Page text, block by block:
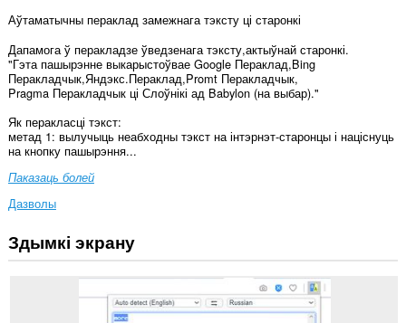
Аўтаматычны пераклад замежнага тэксту ці старонкі
Дапамога ў перакладзе ўведзенага тэксту,актыўнай старонкі.
"Гэта пашырэнне выкарыстоўвае Google Пераклад,Bing
Перакладчык,Яндэкс.Пераклад,Promt Перакладчык,
Pragma Перакладчык ці Слоўнікі ад Babylon (на выбар)."
Як перакласці тэкст:
метад 1: вылучыць неабходны тэкст на інтэрнэт-старонцы і націснуць
на кнопку пашырэння...
Паказаць болей
Дазволы
Гэта
пашырэнне
Здымкі экрану